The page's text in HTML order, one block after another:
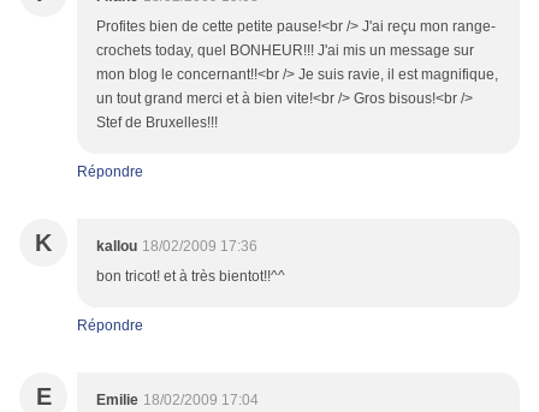
Profites bien de cette petite pause!<br /> J'ai reçu mon range-
crochets today, quel BONHEUR!!! J'ai mis un message sur
mon blog le concernant!!<br /> Je suis ravie, il est magnifique,
un tout grand merci et à bien vite!<br /> Gros bisous!<br />
Stef de Bruxelles!!!
Répondre
K kallou 18/02/2009 17:36
bon tricot! et à très bientot!!^^
Répondre
E Emilie 18/02/2009 17:04